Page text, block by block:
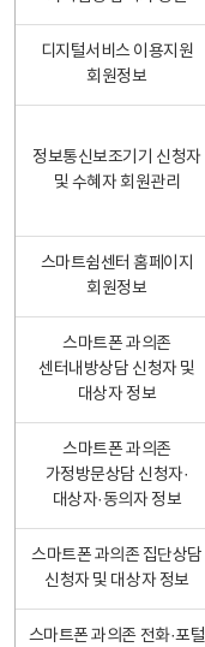
디지털서비스 이용지원
회원정보
정보통신보조기기 신청자
및 수혜자 회원관리
스마트쉼센터 홈페이지
회원정보
스마트폰 과의존
센터내방상담 신청자 및
대상자 정보
스마트폰 과의존
가정방문상담 신청자·
대상자·동의자 정보
스마트폰 과의존 집단상담
신청자 및 대상자 정보
스마트폰 과의존 전화·포털